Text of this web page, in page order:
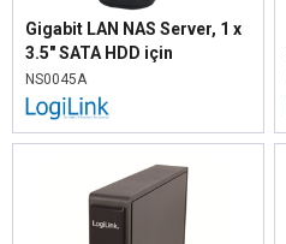
Gigabit LAN NAS Server, 1 x
3.5" SATA HDD için
NS0045A